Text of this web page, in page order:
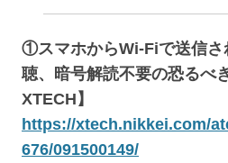
①スマホからWi-Fiで送信さ
聴、暗号解読不要の恐るべ
XTECH】
https://xtech.nikkei.com/
676/091500149/